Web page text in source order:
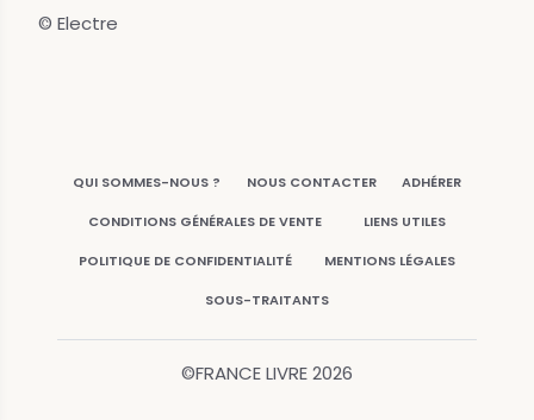
© Electre
QUI SOMMES-NOUS ? NOUS CONTACTER ADHÉRER
CONDITIONS GÉNÉRALES DE VENTE LIENS UTILES
POLITIQUE DE CONFIDENTIALITÉ MENTIONS LÉGALES
SOUS-TRAITANTS
©FRANCE LIVRE2026